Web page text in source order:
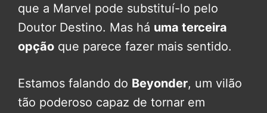
que a Marvel pode substituí-lo pelo
Doutor Destino. Mas há uma terceira
opção que parece fazer mais sentido.
Estamos falando do Beyonder, um vilão
tão poderoso capaz de tornar em